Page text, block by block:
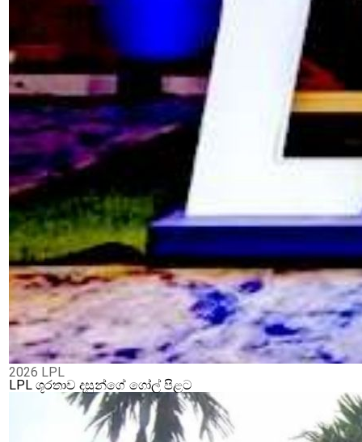
2026 LPL
LPL ශූරතාව දසුන්ගේ ගෝල් පිළට